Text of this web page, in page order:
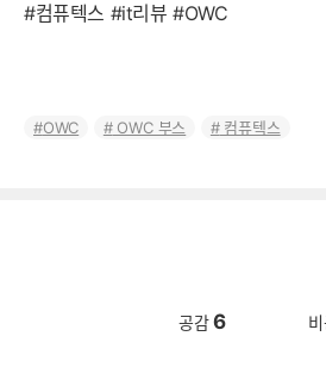
#컴퓨텍스 #it리뷰 #OWC
OWC OWC 부스 컴퓨텍스
공감6